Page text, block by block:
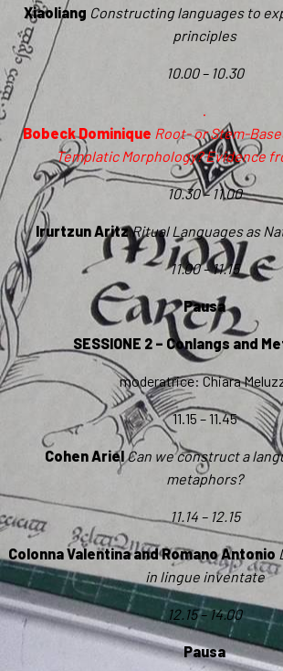
Xiaoliang Constructing languages to
principles
10.00 – 10.30
Bobeck Dominique Root- or Stem-
Templatic Morphology? Evidence
10.30 – 11.00
Irurtzun AritzRitual Languages as
11.00 – 11.15
Pausa
SESSIONE 2 – Conlangs and
moderatrice: Chiara
11.15 – 11.45
Cohen ArielCan we construct a
metaphors?
11.14 – 12.15
Colonna Valentina and Romano Antonio
in lingue inventate
12.15 – 14.00
Pausa